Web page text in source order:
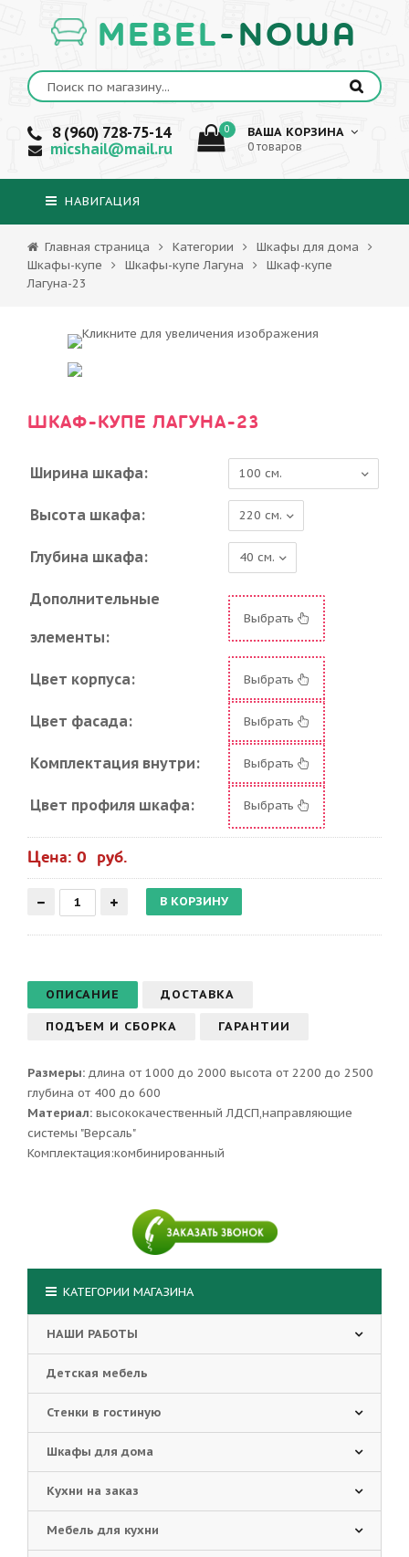
MEBEL-NOWA
8 (960) 728-75-14
micshail@mail.ru
0 ВАША КОРЗИНА
0 товаров
НАВИГАЦИЯ
Главная страница Категории
Шкафы для дома
Шкафы-купе
Шкафы-купе Лагуна
Шкаф-купе
Лагуна-23
ШКАФ-КУПЕ ЛАГУНА-23
Ширина шкафа:
Высота шкафа:
Глубина шкафа:
Дополнительные
элементы:
Выбрать
Цвет корпуса: Выбрать
Цвет фасада: Выбрать
Комплектация внутри: Выбрать
Цвет профиля шкафа: Выбрать
Цена: 0 руб.
ОПИСАНИЕ ДОСТАВКА
ПОДЪЕМ И СБОРКА ГАРАНТИИ
Размеры: длина от 1000 до 2000 высота от 2200 до 2500
глубина от 400 до 600
Материал: высококачественный ЛДСП,направляющие
системы "Версаль"
Комплектация:комбинированный
КАТЕГОРИИ МАГАЗИНА
НАШИ РАБОТЫ
Детская мебель
Стенки в гостиную
Шкафы для дома
Кухни на заказ
Мебель для кухни